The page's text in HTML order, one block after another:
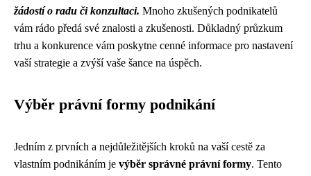
žádostí o radu či konzultaci. Mnoho zkušených podnikatelů
vám rádo předá své znalosti a zkušenosti. Důkladný průzkum
trhu a konkurence vám poskytne cenné informace pro nastavení
vaší strategie a zvýší vaše šance na úspěch.
Výběr právní formy podnikání
Jedním z prvních a nejdůležitějších kroků na vaší cestě za
vlastním podnikáním je výběr správné právní formy. Tento